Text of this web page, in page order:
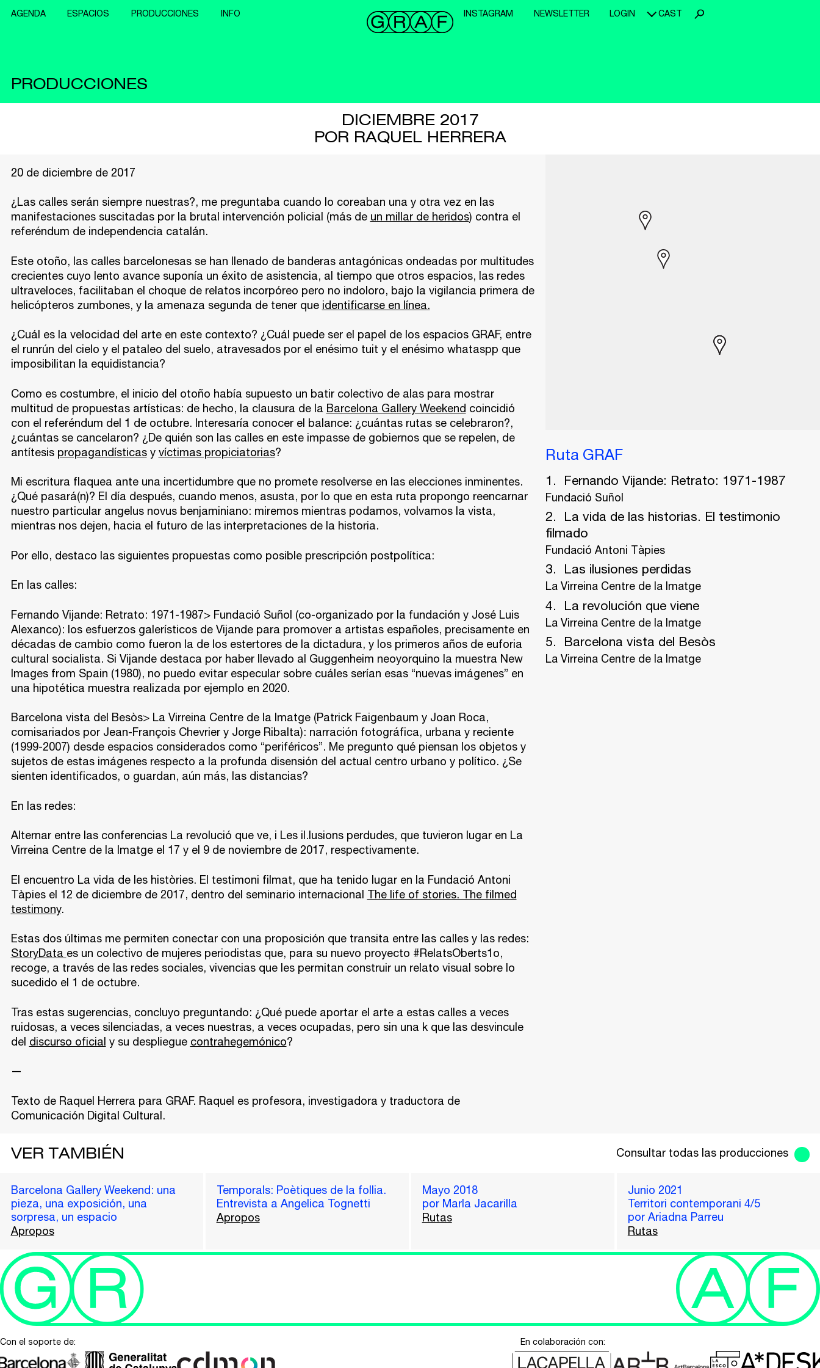
AGENDA ESPACIOS PRODUCCIONES INFO INSTAGRAM NEWSLETTER LOGIN CAST
PRODUCCIONES
DICIEMBRE 2017
POR RAQUEL HERRERA
20 de diciembre de 2017
¿Las calles serán siempre nuestras?, me preguntaba cuando lo coreaban una y otra vez en las
manifestaciones suscitadas por la brutal intervención policial (más de un millar de heridos) contra el
referéndum de independencia catalán.
Este otoño, las calles barcelonesas se han llenado de banderas antagónicas ondeadas por multitudes
crecientes cuyo lento avance suponía un éxito de asistencia, al tiempo que otros espacios, las redes
ultraveloces, facilitaban el choque de relatos incorpóreo pero no indoloro, bajo la vigilancia primera de
helicópteros zumbones, y la amenaza segunda de tener que identificarse en línea.
¿Cuál es la velocidad del arte en este contexto? ¿Cuál puede ser el papel de los espacios GRAF, entre
el runrún del cielo y el pataleo del suelo, atravesados por el enésimo tuit y el enésimo whataspp que
imposibilitan la equidistancia?
Como es costumbre, el inicio del otoño había supuesto un batir colectivo de alas para mostrar
multitud de propuestas artísticas: de hecho, la clausura de la Barcelona Gallery Weekend coincidió
con el referéndum del 1 de octubre. Interesaría conocer el balance: ¿cuántas rutas se celebraron?,
¿cuántas se cancelaron? ¿De quién son las calles en este impasse de gobiernos que se repelen, de
antítesis propagandísticasy víctimas propiciatorias?
Mi escritura flaquea ante una incertidumbre que no promete resolverse en las elecciones inminentes.
¿Qué pasará(n)? El día después, cuando menos, asusta, por lo que en esta ruta propongo reencarnar
nuestro particular angelus novus benjaminiano: miremos mientras podamos, volvamos la vista,
mientras nos dejen, hacia el futuro de las interpretaciones de la historia.
Por ello, destaco las siguientes propuestas como posible prescripción postpolítica:
En las calles:
Fernando Vijande: Retrato: 1971-1987> Fundació Suñol (co-organizado por la fundación y José Luis
Alexanco): los esfuerzos galerísticos de Vijande para promover a artistas españoles, precisamente en
décadas de cambio como fueron la de los estertores de la dictadura, y los primeros años de euforia
cultural socialista. Si Vijande destaca por haber llevado al Guggenheim neoyorquino la muestra New
Images from Spain (1980), no puedo evitar especular sobre cuáles serían esas “nuevas imágenes” en
una hipotética muestra realizada por ejemplo en 2020.
Barcelona vista del Besòs> La Virreina Centre de la Imatge (Patrick Faigenbaum y Joan Roca,
comisariados por Jean-François Chevrier y Jorge Ribalta): narración fotográfica, urbana y reciente
(1999-2007) desde espacios considerados como “periféricos”. Me pregunto qué piensan los objetos y
sujetos de estas imágenes respecto a la profunda disensión del actual centro urbano y político. ¿Se
sienten identificados, o guardan, aún más, las distancias?
En las redes:
Alternar entre las conferencias La revolució que ve, i Les il.lusions perdudes, que tuvieron lugar en La
Virreina Centre de la Imatge el 17 y el 9 de noviembre de 2017, respectivamente.
El encuentro La vida de les històries. El testimoni filmat, que ha tenido lugar en la Fundació Antoni
Tàpies el 12 de diciembre de 2017, dentro del seminario internacional The life of stories. The filmed
testimony.
Estas dos últimas me permiten conectar con una proposición que transita entre las calles y las redes:
StoryData es un colectivo de mujeres periodistas que, para su nuevo proyecto #RelatsOberts1o,
recoge, a través de las redes sociales, vivencias que les permitan construir un relato visual sobre lo
sucedido el 1 de octubre.
Tras estas sugerencias, concluyo preguntando: ¿Qué puede aportar el arte a estas calles a veces
ruidosas, a veces silenciadas, a veces nuestras, a veces ocupadas, pero sin una k que las desvincule
del discurso oficial y su despliegue contrahegemónico?
—
Texto de Raquel Herrera para GRAF. Raquel es profesora, investigadora y traductora de
Comunicación Digital Cultural.
Ruta GRAF
Fernando Vijande: Retrato: 1971-1987
Fundació Suñol
La vida de las historias. El testimonio
filmado
Fundació Antoni Tàpies
Las ilusiones perdidas
La Virreina Centre de la Imatge
La revolución que viene
La Virreina Centre de la Imatge
Barcelona vista del Besòs
La Virreina Centre de la Imatge
VER TAMBIÉN Consultar todas las producciones
Barcelona Gallery Weekend: una
pieza, una exposición, una
sorpresa, un espacio
Apropos
Temporals: Poètiques de la follia.
Entrevista a Angelica Tognetti
Apropos
Mayo 2018
por Marla Jacarilla
Rutas
Junio 2021
Territori contemporani 4/5
por Ariadna Parreu
Rutas
Con el soporte de: En colaboración con: